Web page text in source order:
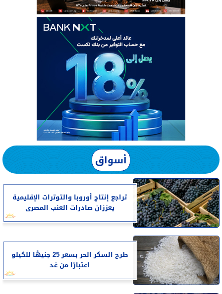
أسواق
تراجع إنتاج أوروبا والتوترات الإقليمية
يعززان صادرات العنب المصرى
طرح السكر الحر بسعر 25 جنيهًا للكيلو
اعتبارًا من غد